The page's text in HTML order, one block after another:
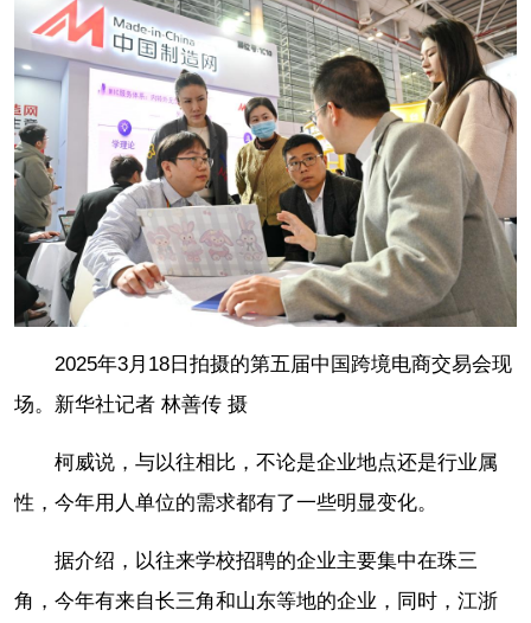
2025年3月18日拍摄的第五届中国跨境电商交易会现
场。新华社记者 林善传 摄
柯威说，与以往相比，不论是企业地点还是行业属
性，今年用人单位的需求都有了一些明显变化。
据介绍，以往来学校招聘的企业主要集中在珠三
角，今年有来自长三角和山东等地的企业，同时，江浙